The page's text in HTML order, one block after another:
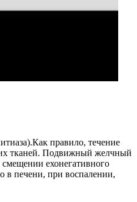
правило, течение
тканей. Подвижный желчный
ехонегативного
в печени, при воспалении,